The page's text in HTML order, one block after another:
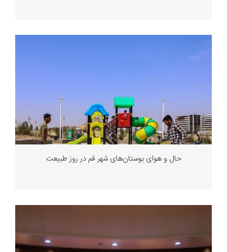
حال و هوای بوستان‌های شهر قم در روز طبیعت